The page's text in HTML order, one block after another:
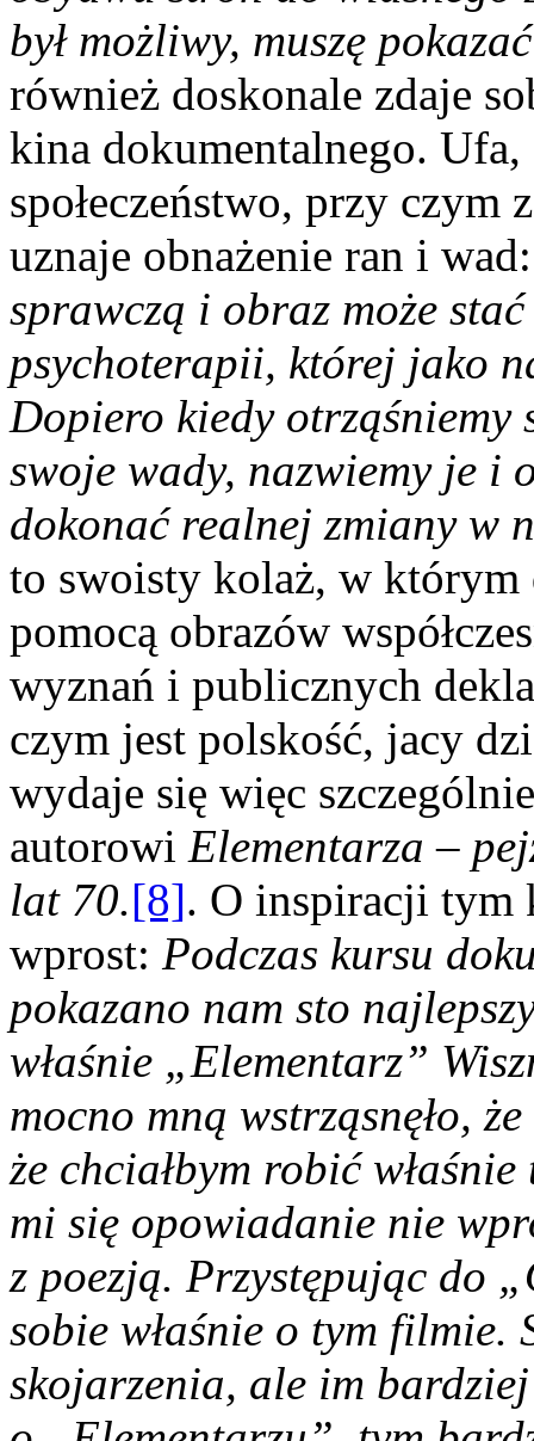
był możliwy, muszę
również doskonale zdaje
kina dokumentalnego.
społeczeństwo, przy
uznaje obnażenie ran i
sprawczą i obraz może
psychoterapii, której jako
Dopiero kiedy otrząśniemy
swoje wady, nazwiemy je i
dokonać realnej zmiany w
to swoisty kolaż, w którym
pomocą obrazów
wyznań i publicznych
czym jest polskość, jacy
wydaje się więc
autorowi Elementarza –
lat 70.[8]. O inspiracji tym
wprost: Podczas kursu
pokazano nam sto
właśnie „Elementarz”
mocno mną wstrząsnęło,
że chciałbym robić
mi się opowiadanie nie
z poezją. Przystępując do
sobie właśnie o tym filmie.
skojarzenia, ale im